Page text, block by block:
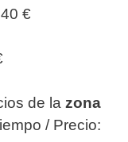
€
de la zona
/ Precio: